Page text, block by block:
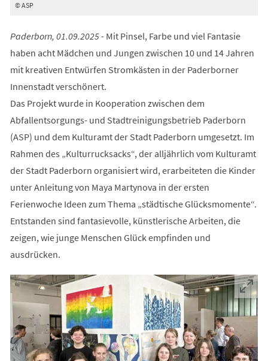
© ASP
Paderborn, 01.09.2025 -Mit Pinsel, Farbe und viel Fantasie
haben acht Mädchen und Jungen zwischen 10 und 14 Jahren
mit kreativen Entwürfen Stromkästen in der Paderborner
Innenstadt verschönert.
Das Projekt wurde in Kooperation zwischen dem
Abfallentsorgungs- und Stadtreinigungsbetrieb Paderborn
(ASP) und dem Kulturamt der Stadt Paderborn umgesetzt. Im
Rahmen des „Kulturrucksacks“, der alljährlich vom Kulturamt
der Stadt Paderborn organisiert wird, erarbeiteten die Kinder
unter Anleitung von Maya Martynova in der ersten
Ferienwoche Ideen zum Thema „städtische Glücksmomente“.
Entstanden sind fantasievolle, künstlerische Arbeiten, die
zeigen, wie junge Menschen Glück empfinden und
ausdrücken.